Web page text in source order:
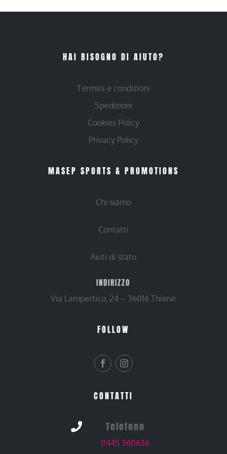
HAI BISOGNO DI AIUTO?
Termini e condizioni
Spedizioni
Cookies Policy
Privacy Policy
MASEP SPORTS & PROMOTIONS
Chi siamo
Contatti
Aiuti di stato
INDIRIZZO
Via Lampertico, 24 – 36016 Thiene
FOLLOW
CONTATTI
 Telefono
0445 360636